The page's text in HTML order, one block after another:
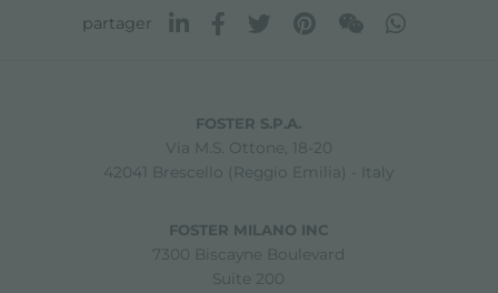
partager
FOSTER S.P.A.
Via M.S. Ottone, 18-20
42041 Brescello (Reggio Emilia) - Italy
FOSTER MILANO INC
7300 Biscayne Boulevard
Suite 200